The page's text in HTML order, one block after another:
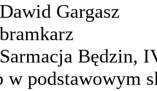
Gargasz
Będzin,
w podstawowym